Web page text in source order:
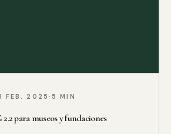
FEB. 2025 · 5 MIN
para museos y fundaciones